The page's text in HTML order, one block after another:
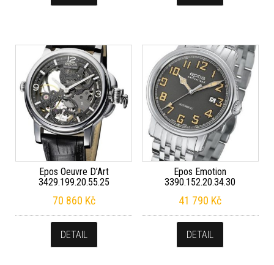
Epos Oeuvre D’Art
3429.199.20.55.25
70 860 Kč
DETAIL
Epos Emotion
3390.152.20.34.30
41 790 Kč
DETAIL